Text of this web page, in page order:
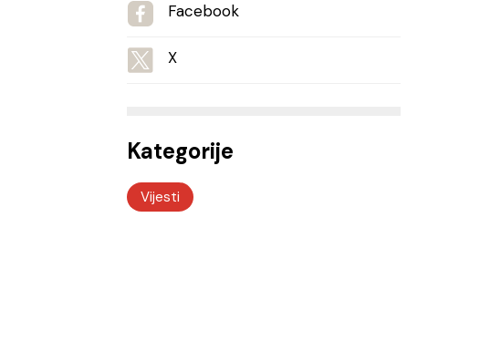
Facebook
X
Kategorije
Vijesti